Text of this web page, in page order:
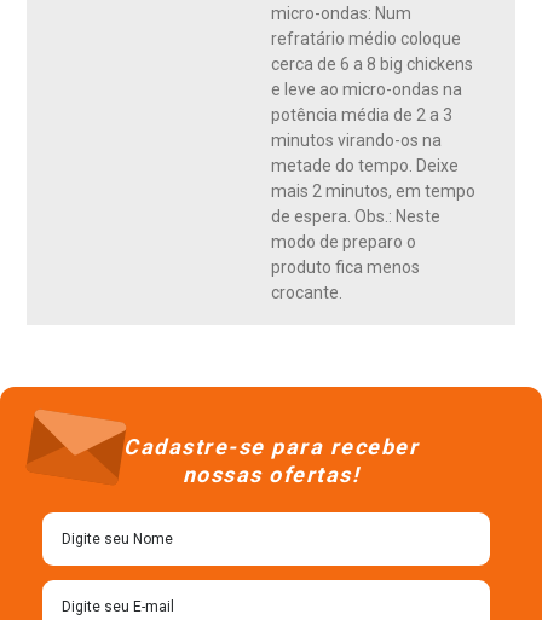
micro-ondas: Num
refratário médio coloque
cerca de 6 a 8 big chickens
e leve ao micro-ondas na
potência média de 2 a 3
minutos virando-os na
metade do tempo. Deixe
mais 2 minutos, em tempo
de espera. Obs.: Neste
modo de preparo o
produto fica menos
crocante.
Cadastre-se para receber
nossas ofertas!